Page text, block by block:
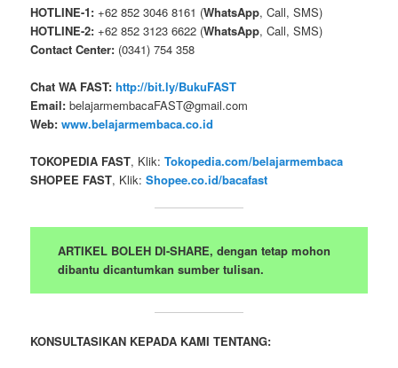
HOTLINE-1: +62 852 3046 8161 (WhatsApp, Call, SMS)
HOTLINE-2: +62 852 3123 6622 (WhatsApp, Call, SMS)
Contact Center: (0341) 754 358
Chat WA FAST: http://bit.ly/BukuFAST
Email: belajarmembacaFAST@gmail.com
Web: www.belajarmembaca.co.id
TOKOPEDIA FAST, Klik:Tokopedia.com/belajarmembaca
SHOPEE FAST, Klik:Shopee.co.id/bacafast
ARTIKEL BOLEH DI-SHARE, dengan tetap mohon
dibantu dicantumkan sumber tulisan.
KONSULTASIKAN KEPADA KAMI TENTANG: